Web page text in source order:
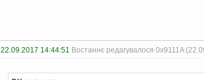
22.09.2017 14:44:51 Востаннє редагувалося 0x9111A